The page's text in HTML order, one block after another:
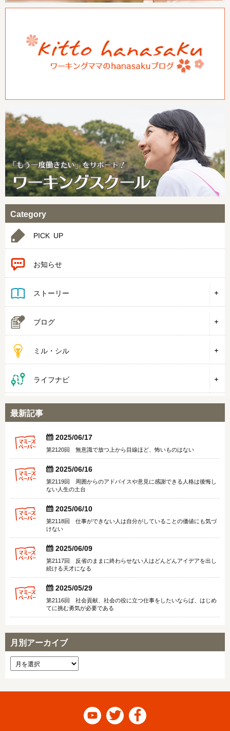
Category
PICK UP
お知らせ
ストーリー
ブログ
ミル・シル
ライフナビ
最新記事
  2025/06/17
第2120回 無意識で放つ上から目線ほど、怖いものはない
  2025/06/16
第2119回 周囲からのアドバイスや意見に感謝できる人格は後悔し
ない人生の土台
  2025/06/10
第2118回 仕事ができない人は自分がしていることの価値にも気づ
けない
  2025/06/09
第2117回 反省のままに終わらせない人はどんどんアイデアを出し
続ける天才になる
  2025/05/29
第2116回 社会貢献、社会の役に立つ仕事をしたいならば、はじめ
てに挑む勇気が必要である
月別アーカイブ
  